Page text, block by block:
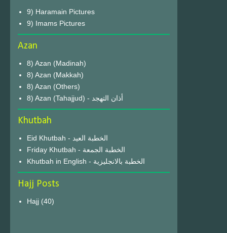
9) Haramain Pictures
9) Imams Pictures
Azan
8) Azan (Madinah)
8) Azan (Makkah)
8) Azan (Others)
8) Azan (Tahajjud) - أذان التهجد
Khutbah
Eid Khutbah - الخطبة العيد
Friday Khutbah - الخطبة الجمعة
Khutbah in English - الخطبة بالانجليزية
Hajj Posts
Hajj (40)